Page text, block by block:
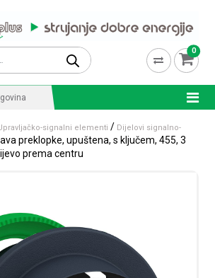
0
signalni elementi / Dijelovi signalno-
preklopke, upuštena, s ključem, 455, 3
prema centru